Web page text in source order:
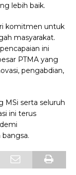
lebih baik.
komitmen untuk
masyarakat.
ini
PTMA yang
pengabdian,
MSi serta seluruh
ini terus